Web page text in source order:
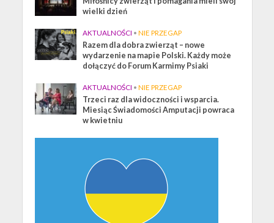
wielki dzień
AKTUALNOŚCI • NIE PRZEGAP
Razem dla dobra zwierząt – nowe
wydarzenie na mapie Polski. Każdy może
dołączyć do Forum Karmimy Psiaki
AKTUALNOŚCI • NIE PRZEGAP
Trzeci raz dla widoczności i wsparcia.
Miesiąc Świadomości Amputacji powraca
w kwietniu